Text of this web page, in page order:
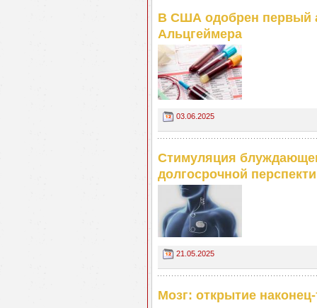
В США одобрен первый
Альцгеймера
03.06.2025
Стимуляция
долгосрочной
21.05.2025
Мозг: открытие